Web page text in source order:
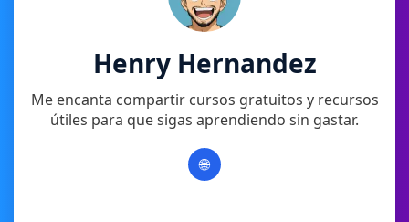
Henry Hernandez
Me encanta compartir cursos gratuitos y recursos
útiles para que sigas aprendiendo sin gastar.
🌐